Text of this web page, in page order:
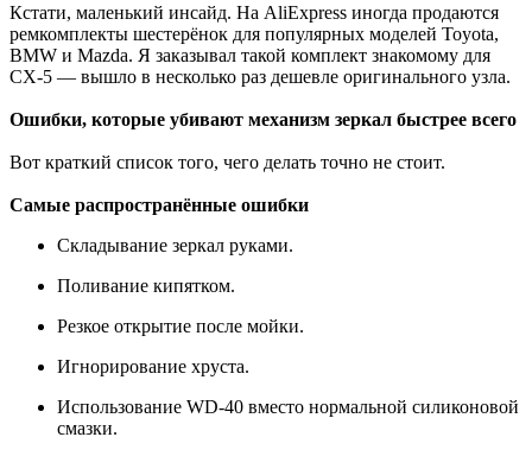
Кстати, маленький инсайд. На AliExpress иногда продаются
ремкомплекты шестерёнок для популярных моделей Toyota,
BMW и Mazda. Я заказывал такой комплект знакомому для
CX-5 — вышло в несколько раз дешевле оригинального узла.
Ошибки, которые убивают механизм зеркал быстрее всего
Вот краткий список того, чего делать точно не стоит.
Самые распространённые ошибки
Складывание зеркал руками.
Поливание кипятком.
Резкое открытие после мойки.
Игнорирование хруста.
Использование WD-40 вместо нормальной силиконовой
смазки.